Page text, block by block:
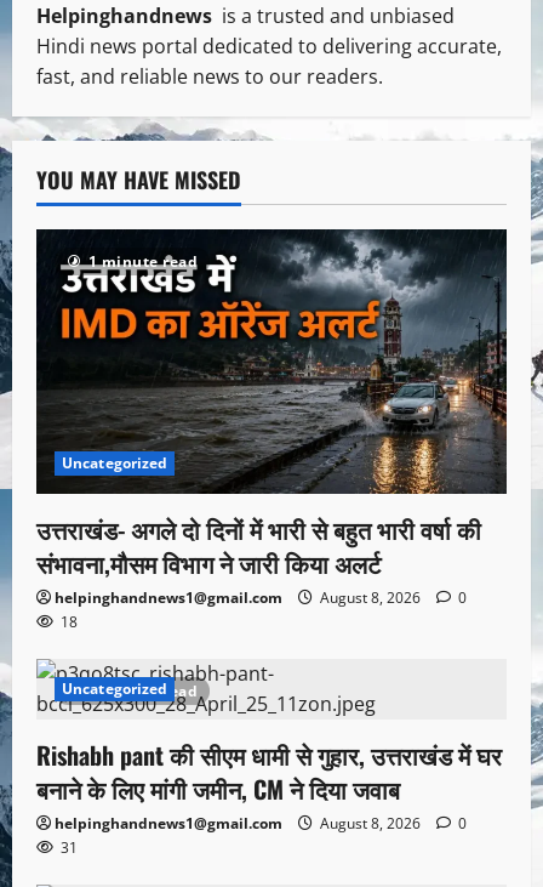
Helpinghandnews is a trusted and unbiased
Hindi news portal dedicated to delivering accurate,
fast, and reliable news to our readers.
YOU MAY HAVE MISSED
1 minute read
Uncategorized
उत्तराखंड- अगले दो दिनों में भारी से बहुत भारी वर्षा की
संभावना,मौसम विभाग ने जारी किया अलर्ट
helpinghandnews1@gmail.com August 8, 2026
0
18
1 minute read
Uncategorized
Rishabh pant की सीएम धामी से गुहार, उत्तराखंड में घर
बनाने के लिए मांगी जमीन, CM ने दिया जवाब
helpinghandnews1@gmail.com August 8, 2026
0
31